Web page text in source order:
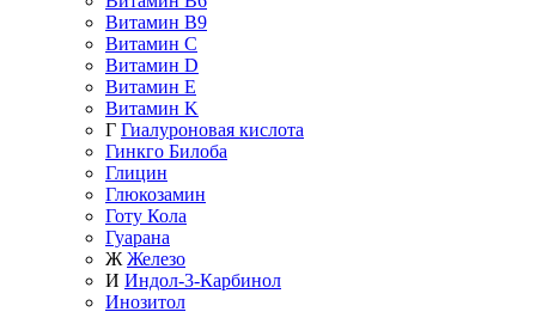
Витамин B9
Витамин C
Витамин D
Витамин E
Витамин K
Г Гиалуроновая кислота
Гинкго Билоба
Глицин
Глюкозамин
Готу Кола
Гуарана
Ж Железо
И Индол-3-Карбинол
Инозитол